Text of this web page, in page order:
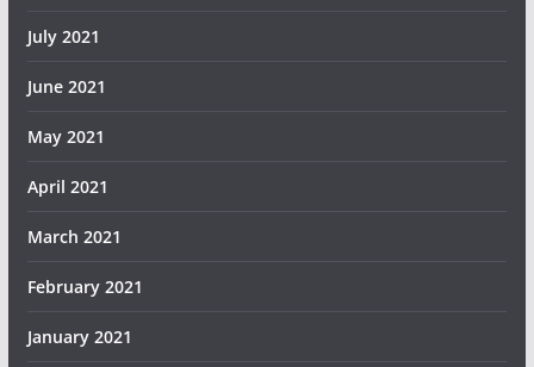
July 2021
June 2021
May 2021
April 2021
March 2021
February 2021
January 2021